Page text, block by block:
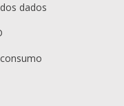
dados